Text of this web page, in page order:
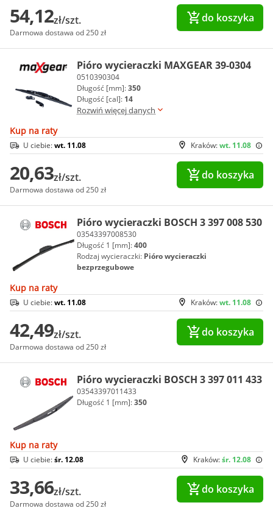
54,12zł/szt.
Darmowa dostawa od 250 zł
do koszyka
Pióro wycieraczki MAXGEAR 39-0304
0510390304
Długość [mm]:350
Długość [cal]: 14
Rozwiń więcej danych
Kup na raty
Kraków:wt. 11.08
U ciebie:wt. 11.08
20,63zł/szt.
Darmowa dostawa od 250 zł
do koszyka
Pióro wycieraczki BOSCH 3 397 008 530
03543397008530
Długość 1 [mm]:400
Rodzaj wycieraczki: Pióro wycieraczki
bezprzegubowe
Kup na raty
Kraków:wt. 11.08
U ciebie:wt. 11.08
42,49zł/szt.
Darmowa dostawa od 250 zł
do koszyka
Pióro wycieraczki BOSCH 3 397 011 433
03543397011433
Długość 1 [mm]:350
Kup na raty
Kraków:śr. 12.08
U ciebie:śr. 12.08
33,66zł/szt.
Darmowa dostawa od 250 zł
do koszyka